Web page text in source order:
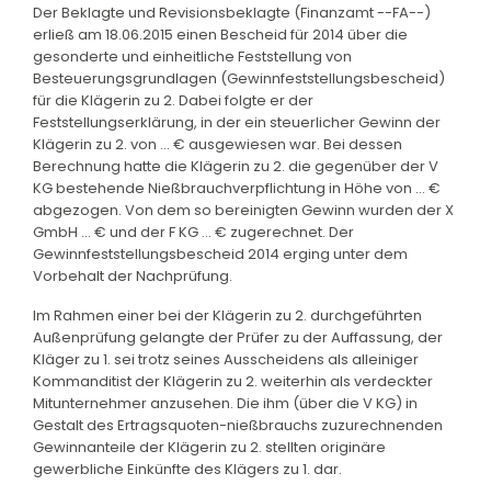
Der Beklagte und Revisionsbeklagte (Finanzamt --FA--)
erließ am 18.06.2015 einen Bescheid für 2014 über die
gesonderte und einheitliche Feststellung von
Besteuerungsgrundlagen (Gewinnfeststellungsbescheid)
für die Klägerin zu 2. Dabei folgte er der
Feststellungserklärung, in der ein steuerlicher Gewinn der
Klägerin zu 2. von ... € ausgewiesen war. Bei dessen
Berechnung hatte die Klägerin zu 2. die gegenüber der V
KG bestehende Nießbrauchverpflichtung in Höhe von ... €
abgezogen. Von dem so bereinigten Gewinn wurden der X
GmbH ... € und der F KG ... € zugerechnet. Der
Gewinnfeststellungsbescheid 2014 erging unter dem
Vorbehalt der Nachprüfung.
Im Rahmen einer bei der Klägerin zu 2. durchgeführten
Außenprüfung gelangte der Prüfer zu der Auffassung, der
Kläger zu 1. sei trotz seines Ausscheidens als alleiniger
Kommanditist der Klägerin zu 2. weiterhin als verdeckter
Mitunternehmer anzusehen. Die ihm (über die V KG) in
Gestalt des Ertragsquoten-nießbrauchs zuzurechnenden
Gewinnanteile der Klägerin zu 2. stellten originäre
gewerbliche Einkünfte des Klägers zu 1. dar.